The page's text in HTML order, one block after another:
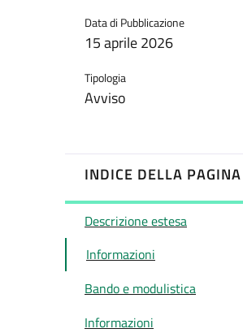
Data di Pubblicazione
15 aprile 2026
Tipologia
Avviso
INDICE DELLA PAGINA
Descrizione estesa
Informazioni
Bando e modulistica
Informazioni